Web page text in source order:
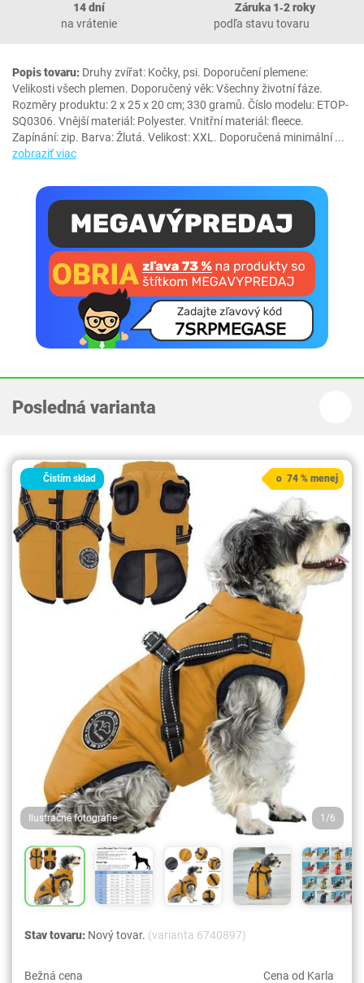
14 dní
na vrátenie
Záruka 1‐2 roky
podľa stavu tovaru
Popis tovaru: Druhy zvířat: Kočky, psi. Doporučení plemene:
Velikosti všech plemen. Doporučený věk: Všechny životní fáze.
Rozměry produktu: 2 x 25 x 20 cm; 330 gramů. Číslo modelu: ETOP-
SQ0306. Vnější materiál: Polyester. Vnitřní materiál: fleece.
Zapínání: zip. Barva: Žlutá. Velikost: XXL. Doporučená minimální...
zobraziť viac
Posledná varianta
Čistím sklad
Ilustračné fotografie 1/6
o 74 % menej
Stav tovaru: Nový tovar. (varianta 6740897)
Bežná cena Cena od Karla